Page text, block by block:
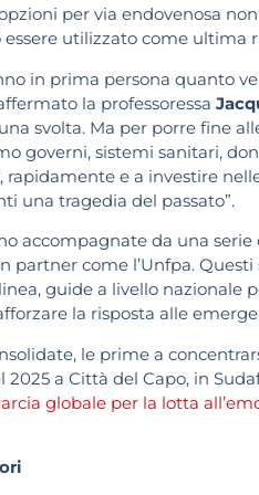
per via endovenosa
utilizzato come ultima
in prima persona quanto
la professoressa
svolta. Ma per porre fine
governi, sistemi sanitari,
rapidamente e a investire
una tragedia del passato”.
accompagnate da una
partner come l’Unfpa.
guide a livello nazionale
la risposta alle
le prime a
2025 a Città del Capo, in
globale per la lotta